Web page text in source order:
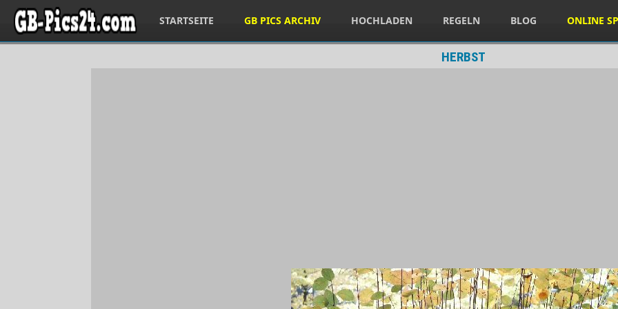
STARTSEITE GB PICS ARCHIV HOCHLADEN REGELN BLOG ONLINE
HERBST